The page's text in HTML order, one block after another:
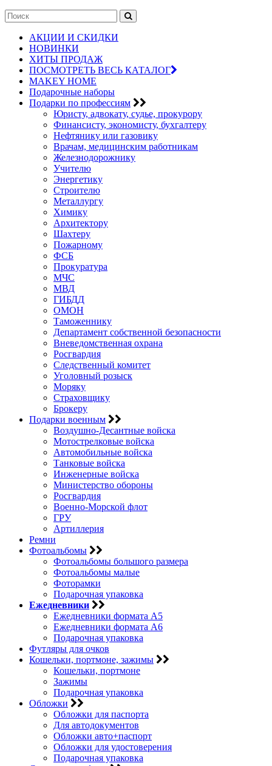
АКЦИИ И СКИДКИ
НОВИНКИ
ХИТЫ ПРОДАЖ
ПОСМОТРЕТЬ ВЕСЬ КАТАЛОГ
MAKEY HOME
Подарочные наборы
Подарки по профессиям
Юристу, адвокату, судье, прокурору
Финансисту, экономисту, бухгалтеру
Нефтянику или газовику
Врачам, медицинским работникам
Железнодорожнику
Учителю
Энергетику
Строителю
Металлургу
Химику
Архитектору
Шахтеру
Пожарному
ФСБ
Прокуратура
МЧС
МВД
ГИБДД
ОМОН
Таможеннику
Департамент собственной безопасности
Вневедомственная охрана
Росгвардия
Следственный комитет
Уголовный розыск
Моряку
Страховщику
Брокеру
Подарки военным
Воздушно-Десантные войска
Мотострелковые войска
Автомобильные войска
Танковые войска
Инженерные войска
Министерство обороны
Росгвардия
Военно-Морской флот
ГРУ
Артиллерия
Ремни
Фотоальбомы
Фотоальбомы большого размера
Фотоальбомы малые
Фоторамки
Подарочная упаковка
Ежедневники
Ежедневники формата А5
Ежедневники формата А6
Подарочная упаковка
Футляры для очков
Кошельки, портмоне, зажимы
Кошельки, портмоне
Зажимы
Подарочная упаковка
Обложки
Обложки для паспорта
Для автодокументов
Обложки авто+паспорт
Обложки для удостоверения
Подарочная упаковка